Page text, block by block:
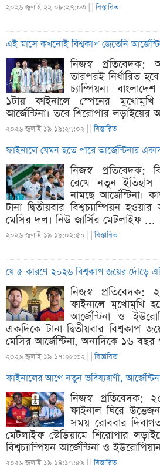
২০২৬ জুলাই ২২ ০৮:২৭:০৩ | |বিস্তারিত
এই মাসে কখনোই বিশ্বকাপ জেতেনি
নিজস্ব প্রতিবেদক:
তারপরই নির্ধারিত
চ্যাম্পিয়ন।
১টায় ফাইনালে স্পেনের
আর্জেন্টিনা। তবে শিরোপার
২০২৬ জুলাই ১৯ ১৯:২৭:০২ | |বিস্তারিত
ফাইনালে যেমন হতে পারে আর্জেন্টিনার
নিজস্ব প্রতিবেদক:
রেখে নতুন ইতিহাস
নামছে আর্জেন্টিনা।
টানা দ্বিতীয়বার বিশ্বচ্যাম্পিয়ন
মেসির দল। নিউ জার্সির মেটলাইফ ...
২০২৬ জুলাই ১৯ ১৯:০২:৫০ | |বিস্তারিত
যে ৫ কারণে ২০২৬ বিশ্বকাপ জয়ের দৌড়ে
নিজস্ব প্রতিবেদক:
ফাইনালে মুখোমুখি
আর্জেন্টিনা ও
একদিকে টানা দ্বিতীয়বার বিশ্বকাপ
মেসির আর্জেন্টিনা, অন্যদিকে ১৬
২০২৬ জুলাই ১৯ ১৭:২৫:৩২ | |বিস্তারিত
ফাইনালের আগে নতুন ভবিষ্যদ্বাণী,
নিজস্ব প্রতিবেদক:
ফাইনাল ঘিরে
সময় রোববার
মেটলাইফ স্টেডিয়ামে শিরোপার
বিশ্বচ্যাম্পিয়ন আর্জেন্টিনা ও
২০২৬ জুলাই ১৯ ১৪:১৭:৫৯ | |বিস্তারিত